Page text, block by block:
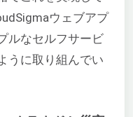
ウェブアプ
ルなセルフサービ
うに取り組んでい